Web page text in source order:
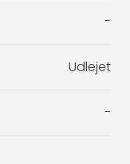
-
Udlejet
-